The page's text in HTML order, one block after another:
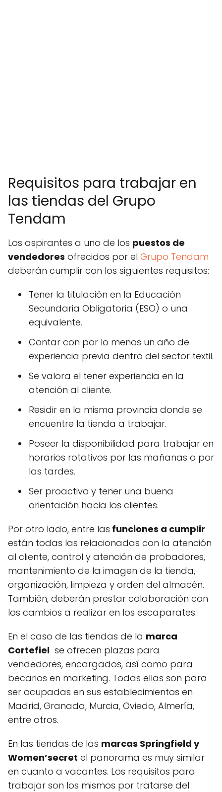
Requisitos para trabajar en
las tiendas del Grupo
Tendam
Los aspirantes a uno de los puestos de
vendedores ofrecidos por el Grupo Tendam
deberán cumplir con los siguientes requisitos:
Tener la titulación en la Educación
Secundaria Obligatoria (ESO) o una
equivalente.
Contar con por lo menos un año de
experiencia previa dentro del sector textil.
Se valora el tener experiencia en la
atención al cliente.
Residir en la misma provincia donde se
encuentre la tienda a trabajar.
Poseer la disponibilidad para trabajar en
horarios rotativos por las mañanas o por
las tardes.
Ser proactivo y tener una buena
orientación hacia los clientes.
Por otro lado, entre las funciones a cumplir
están todas las relacionadas con la atención
al cliente, control y atención de probadores,
mantenimiento de la imagen de la tienda,
organización, limpieza y orden del almacén.
También, deberán prestar colaboración con
los cambios a realizar en los escaparates.
En el caso de las tiendas de la marca
Cortefiel se ofrecen plazas para
vendedores, encargados, así como para
becarios en marketing. Todas ellas son para
ser ocupadas en sus establecimientos en
Madrid, Granada, Murcia, Oviedo, Almería,
entre otros.
En las tiendas de las marcas Springfield y
Women’secret el panorama es muy similar
en cuanto a vacantes. Los requisitos para
trabajar son los mismos por tratarse del